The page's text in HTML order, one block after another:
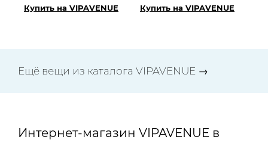
Купить на VIPAVENUE Купить на VIPAVENUE
Ещё вещи из каталога VIPAVENUE →
Интернет-магазин VIPAVENUE в